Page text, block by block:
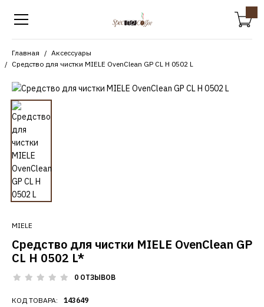
Главная
Аксессуары
Средство для чистки MIELE OvenClean GP CL H 0502 L
MIELE
Средство для чистки MIELE OvenClean GP
CL H 0502 L*
0 ОТЗЫВОВ
КОД ТОВАРА:
143649